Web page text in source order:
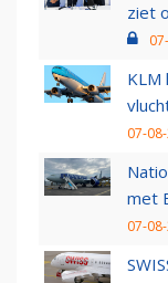
ziet
KLM
07-
met
07-